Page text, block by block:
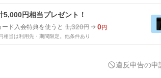
5,000円相当プレゼント！
ード入会特典を使うと 1,320円 0円
相当は利用先・期間限定。他条件あり
違反申告の申